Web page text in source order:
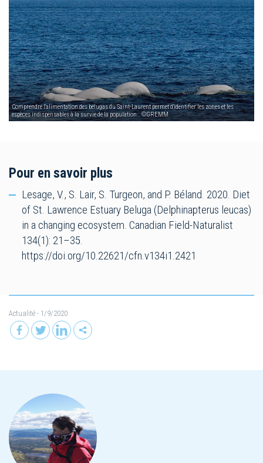
Comprendre l'alimentation des bélugas du Saint-Laurent permet d'identifier les zones et les
espèces indispensables à la survie de la population.. ©GREMM
Pour en savoir plus
Lesage, V., S. Lair, S. Turgeon, and P. Béland. 2020. Diet
of St. Lawrence Estuary Beluga (Delphinapterus leucas)
in a changing ecosystem. Canadian Field-Naturalist
134(1): 21–35.
https://doi.org/10.22621/cfn.v134i1.2421
Actualité - 1/9/2020